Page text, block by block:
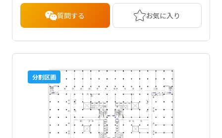
質問する お気に入り
分割区画